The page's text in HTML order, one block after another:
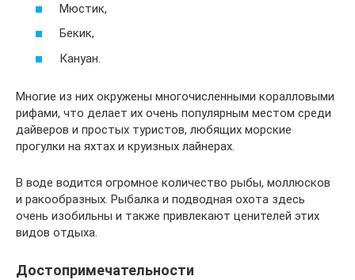
Мюстик,
Бекик,
Кануан.
Многие из них окружены многочисленными коралловыми
рифами, что делает их очень популярным местом среди
дайверов и простых туристов, любящих морские
прогулки на яхтах и круизных лайнерах.
В воде водится огромное количество рыбы, моллюсков
и ракообразных. Рыбалка и подводная охота здесь
очень изобильны и также привлекают ценителей этих
видов отдыха.
Достопримечательности